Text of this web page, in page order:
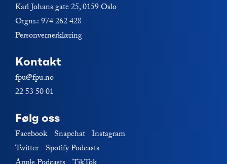
Karl Johans gate 25, 0159 Oslo
Orgnr.: 974 262 428
Personvernerklæring
Kontakt
fpu@fpu.no
22 53 50 01
Følg oss
Facebook Snapchat Instagram
Twitter Spotify Podcasts